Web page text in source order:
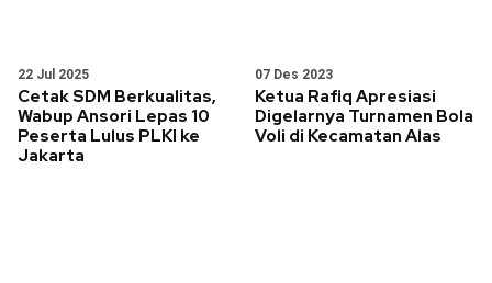
22 Jul 2025
Cetak SDM Berkualitas,
Wabup Ansori Lepas 10
Peserta Lulus PLKI ke
Jakarta
07 Des 2023
Ketua Rafiq Apresiasi
Digelarnya Turnamen Bola
Voli di Kecamatan Alas